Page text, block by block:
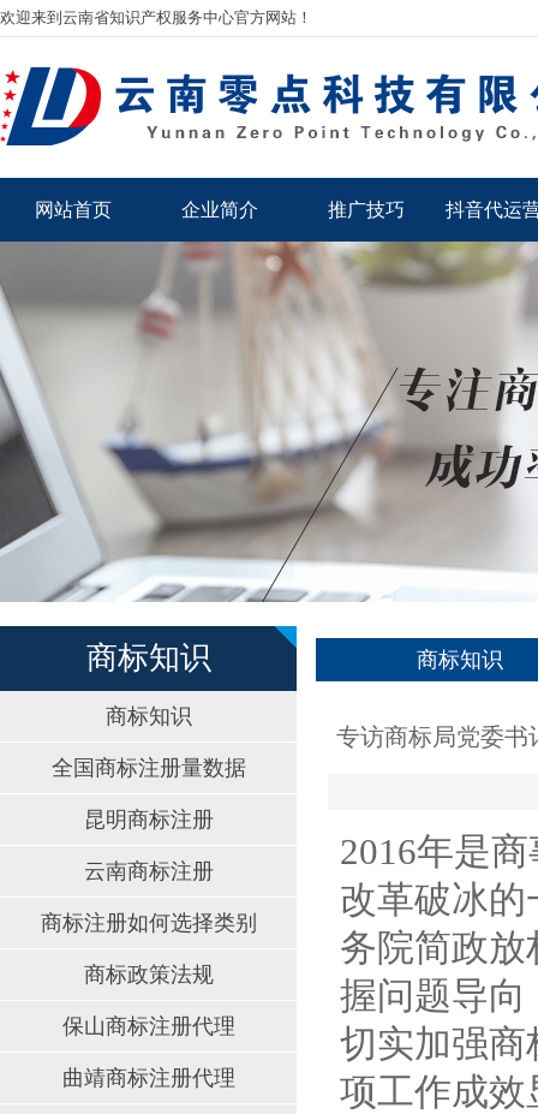
欢迎来到云南省知识产权服务中心官方网站！
网站首页 企业简介 推广技巧 抖音代运
商标知识
商标知识
全国商标注册量数据
昆明商标注册
云南商标注册
商标注册如何选择类别
商标政策法规
保山商标注册代理
曲靖商标注册代理
商标知识
专访商标局党委
2016年是
改革破冰
务院简政
握问题导向
切实加强商
项工作成效